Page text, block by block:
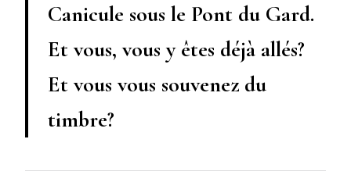
Canicule sous le Pont du Gard.
Et vous, vous y êtes déjà allés?
Et vous vous souvenez du
timbre?